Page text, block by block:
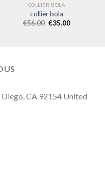
COLLIER BOLA
collier bola
€56.00 €35.00
CA 92154 United